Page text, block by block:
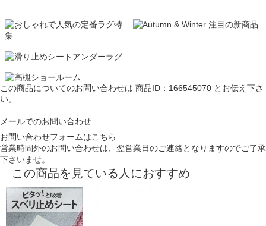
この商品についてのお問い合わせは 商品ID：166545070 とお伝え下さ
い。
メールでのお問い合わせ
お問い合わせフォームはこちら
営業時間外のお問い合わせは、翌営業日のご連絡となりますのでご了承
下さいませ。
この商品を見ている人におすすめ